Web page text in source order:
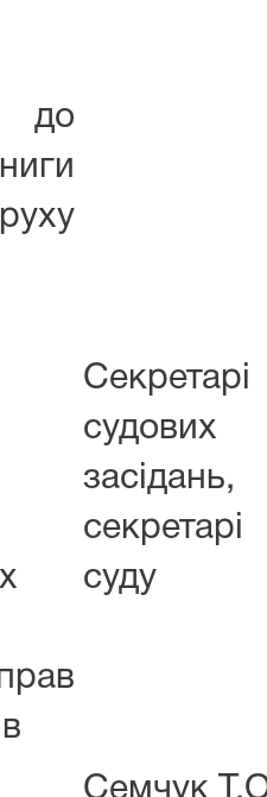
до
Секретарі
судових
засідань,
секретарі
суду
Семчук